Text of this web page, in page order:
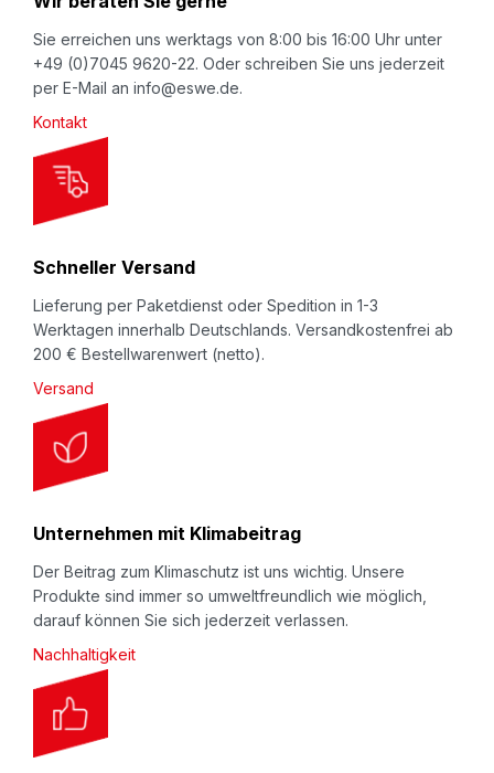
Abrollwagen (Poly-Textil)
Ablagekasten (Art.Nr.805-10), passend für
Umreifungsband Poly-Textil Rollen mit KernØ 76
mm.
Bandspanngerät (Poly-Textil)
Umreifungsband Poly-Textil (Art.Nr.
08). Bandspanngerät für 13-19 mm
und verrutschen kann.
e
w
s
e
t
e
r
Sie erreichen uns werktags von 8:00 bis 16:00 Uhr unter
+49 (0)7045 9620-22. Oder schreiben Sie uns jederzeit
per E-Mail an info@eswe.de.
Kontakt
Schneller Versand
Lieferung per Paketdienst oder Spedition in 1-3
Werktagen innerhalb Deutschlands. Versandkostenfrei ab
200 € Bestellwarenwert (netto).
Versand
Unternehmen mit Klimabeitrag
Der Beitrag zum Klimaschutz ist uns wichtig. Unsere
Produkte sind immer so umweltfreundlich wie möglich,
darauf können Sie sich jederzeit verlassen.
Nachhaltigkeit